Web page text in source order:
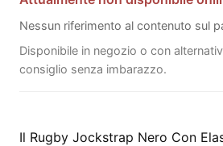
Nessun riferimento al contenuto sul
Disponibile in negozio o con
consiglio senza imbarazzo.
Il Rugby Jockstrap Nero Con